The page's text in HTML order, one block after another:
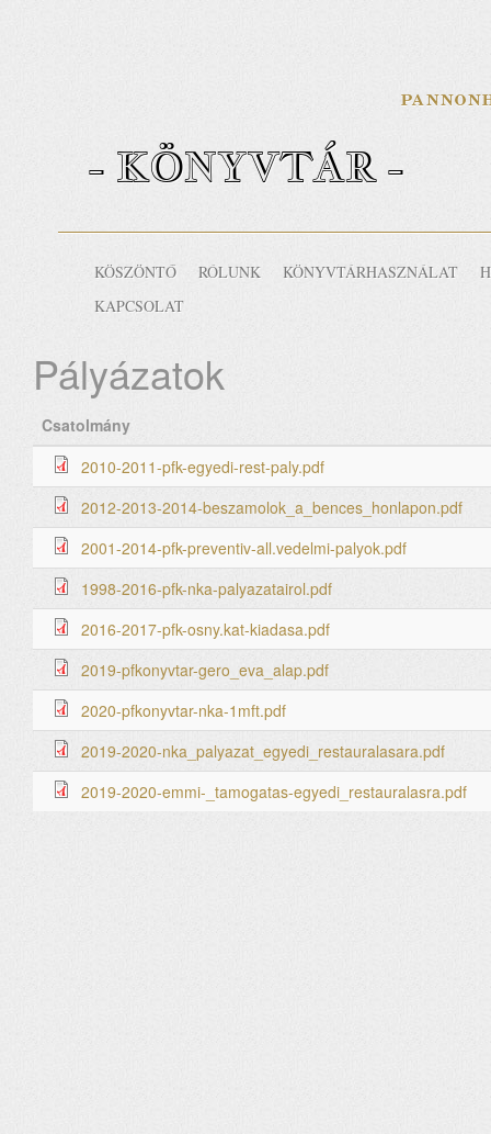
- KÖNYVTÁR -
KÖSZÖNTŐ RÓLUNK KÖNYVTÁRHASZNÁLAT
KAPCSOLAT
Pályázatok
Csatolmány
2010-2011-pfk-egyedi-rest-paly.pdf
2012-2013-2014-beszamolok_a_bences_honlapon.pdf
2001-2014-pfk-preventiv-all.vedelmi-palyok.pdf
1998-2016-pfk-nka-palyazatairol.pdf
2016-2017-pfk-osny.kat-kiadasa.pdf
2019-pfkonyvtar-gero_eva_alap.pdf
2020-pfkonyvtar-nka-1mft.pdf
2019-2020-nka_palyazat_egyedi_restauralasara.pdf
2019-2020-emmi-_tamogatas-egyedi_restauralasra.pdf